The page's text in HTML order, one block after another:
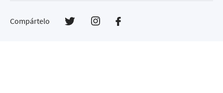
Compártelo